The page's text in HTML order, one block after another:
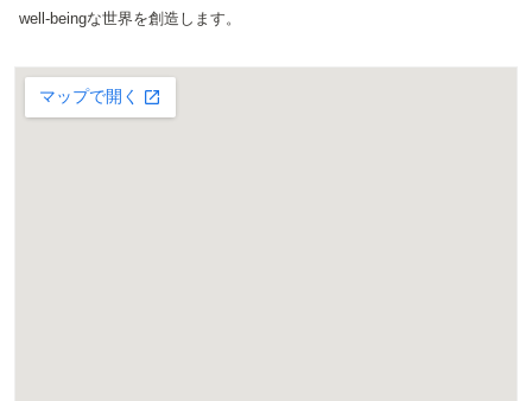
well-beingな世界を創造します。